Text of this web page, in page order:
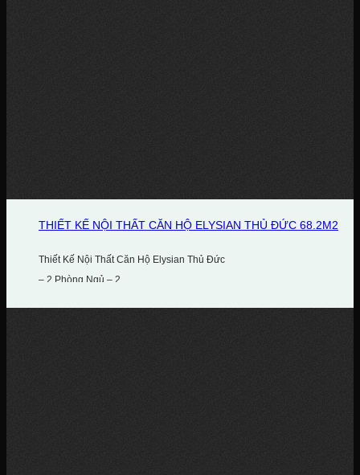
THIẾT KẾ NỘI THẤT CĂN HỘ ELYSIAN THỦ ĐỨC 68.2M2
Thiết Kế Nội Thất Căn Hộ Elysian Thủ Đức
– 2 Phòng Ngủ – 2...